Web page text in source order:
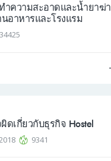
ำความสะอาดและน้ำยาฆ่า
อาหารและโรงแรม
34425
ดเกี่ยวกับธุรกิจ Hostel
9341